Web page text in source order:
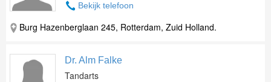
Bekijk telefoon
Burg Hazenberglaan 245, Rotterdam, Zuid Holland.
Dr. Alm Falke
Tandarts